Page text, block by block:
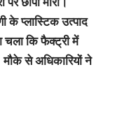
के प्लास्टिक उत्पाद
चला कि फैक्ट्री में
से अधिकारियों ने